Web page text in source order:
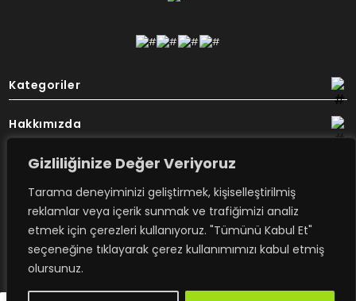
Gizliliğinize Değer Veriyoruz
Tarama deneyiminizi geliştirmek, kişiselleştirilmiş
reklamlar veya içerik sunmak ve trafiğimizi analiz
etmek için çerezleri kullanıyoruz. "Tümünü Kabul Et"
seçeneğine tıklayarak çerez kullanımımızı kabul etmiş
olursunuz.
Kategoriler
Hakkımızda
Destek
Bülten